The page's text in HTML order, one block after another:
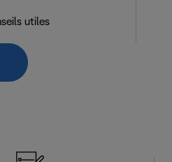
utiles